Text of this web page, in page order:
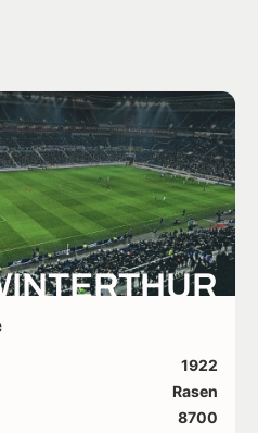
1922
Rasen
8700